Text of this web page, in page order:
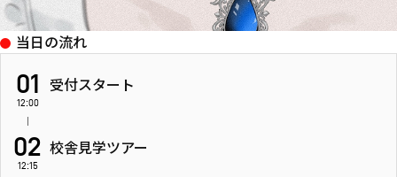
当日の流れ
01
12:00
受付スタート
02
12:15
校舎見学ツアー